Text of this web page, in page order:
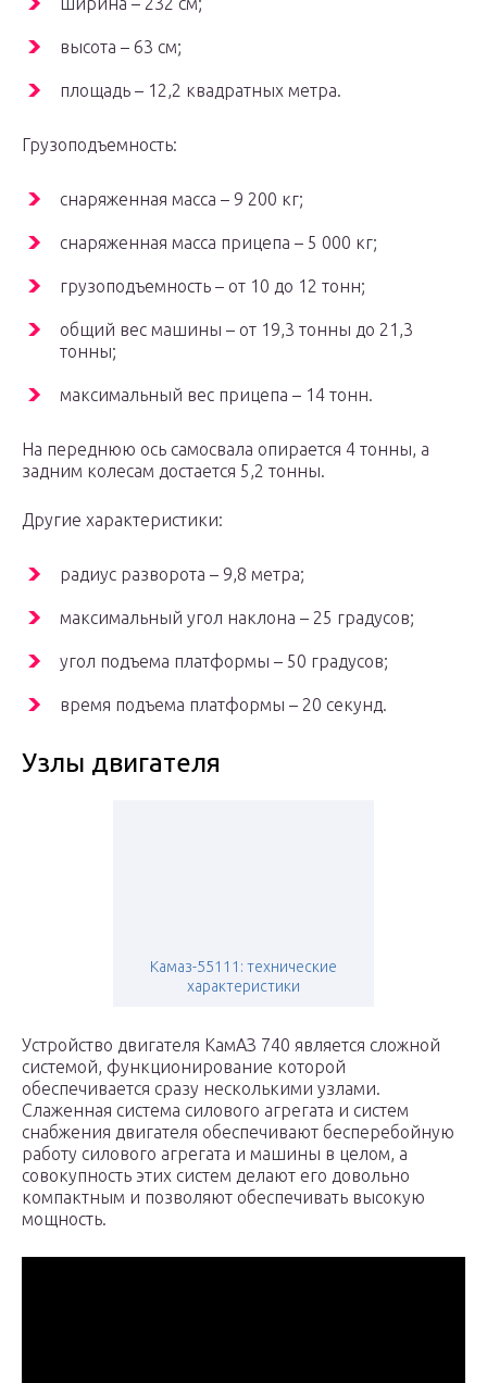
высота – 63 см;
площадь – 12,2 квадратных метра.
Грузоподъемность:
снаряженная масса – 9 200 кг;
снаряженная масса прицепа – 5 000 кг;
грузоподъемность – от 10 до 12 тонн;
общий вес машины – от 19,3 тонны до 21,3
тонны;
максимальный вес прицепа – 14 тонн.
На переднюю ось самосвала опирается 4 тонны, а
задним колесам достается 5,2 тонны.
Другие характеристики:
радиус разворота – 9,8 метра;
максимальный угол наклона – 25 градусов;
угол подъема платформы – 50 градусов;
время подъема платформы – 20 секунд.
Узлы двигателя
Камаз-55111: технические
характеристики
Устройство двигателя КамАЗ 740 является сложной
системой, функционирование которой
обеспечивается сразу несколькими узлами.
Слаженная система силового агрегата и систем
снабжения двигателя обеспечивают бесперебойную
работу силового агрегата и машины в целом, а
совокупность этих систем делают его довольно
компактным и позволяют обеспечивать высокую
мощность.